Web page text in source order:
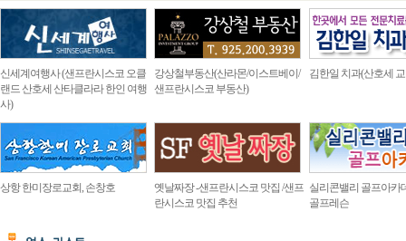
신세계여행사 (샌프란시스코 오클
랜드 산호세 산타클라라 한인 여행
사)
강상철부동산(산라몬/이스트베이/
샌프란시스코 부동산)
김한일 치과(산호세
상항 한미장로교회, 손창호
옛날짜장 -샌프란시스코 맛집 /샌프
란시스코 맛집 추천
실리콘밸리 골프아카
골프레슨